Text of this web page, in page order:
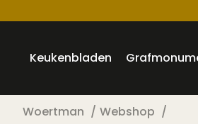
Keukenbladen
Woertman
Webshop